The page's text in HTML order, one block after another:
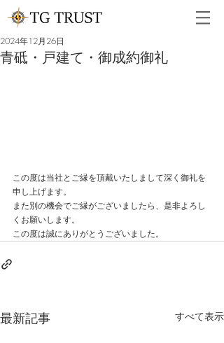
青砥・戸建て・御成約御礼
2024年12月26日
この度は当社とご縁を頂戴いたしまして深く御礼を
申し上げます。
また別の機会でご縁がございましたら、是非よろし
くお願いします。
この度は誠にありがとうございました。
最新記事 すべて表示